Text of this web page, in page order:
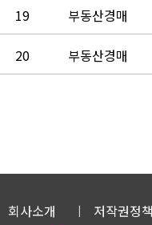
19 부동산경매
20 부동산경매
회사소개 저작권정책